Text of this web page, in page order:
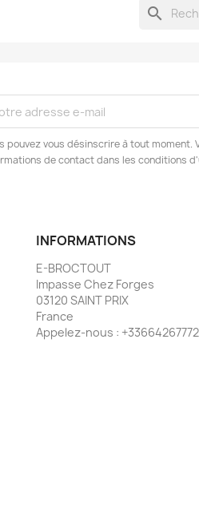
search
pouvez vous désinscrire à tout moment.
de contact dans les conditions
INFORMATIONS
E-BROCTOUT
Impasse Chez Forges
03120 SAINT PRIX
France
Appelez-nous : +33664267772